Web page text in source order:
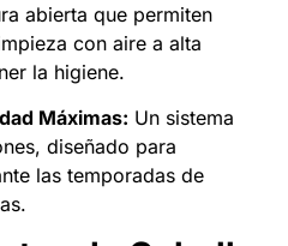
abierta que permiten
con aire a alta
la higiene.
Máximas: Un sistema
diseñado para
las temporadas de